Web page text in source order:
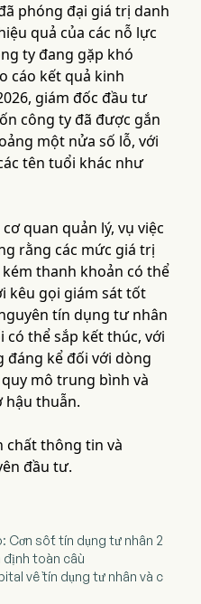
phóng đại giá trị danh
quả của các nỗ lực
ty đang gặp khó
cáo kết quả kinh
giám đốc đầu tư
công ty đã được gắn
một nửa số lỗ, với
tên tuổi khác như
quan quản lý, vụ việc
rằng các mức giá trị
thanh khoản có thể
kêu gọi giám sát tốt
tín dụng tư nhân
thể sắp kết thúc, với
đáng kể đối với dòng
mô trung bình và
hậu thuẫn.
chất thông tin và
đầu tư.
Cơn sốt tín dụng tư nhân 2
định toàn cầu
về tín dụng tư nhân và c